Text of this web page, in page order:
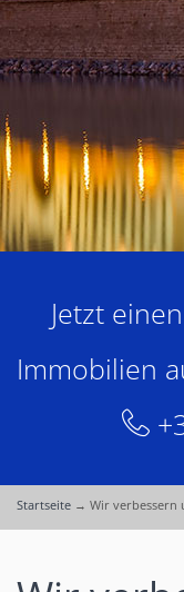
Jetzt
Immobilien
Startseite → Wir verbessern